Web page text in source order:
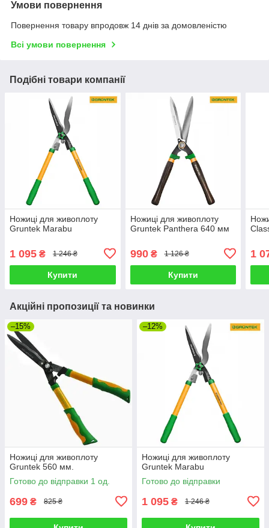
Умови повернення
Повернення товару впродовж 14 днів за домовленістю
Всі умови повернення
Подібні товари компанії
Ножиці для живоплоту
Gruntek Marabu
1 095 ₴ 1 246 ₴
Купити
Ножиці для живоплоту
Gruntek Panthera 640 мм
990₴ 1 126 ₴
Купити
1
Акційні пропозиції та новинки
–15%
Ножиці для живоплоту
Gruntek 560 мм.
Готово до відправки 1 од.
699 ₴ 825 ₴
–12%
Ножиці для живоплоту
Gruntek Marabu
Готово до відправки
1 095 ₴ 1 246 ₴